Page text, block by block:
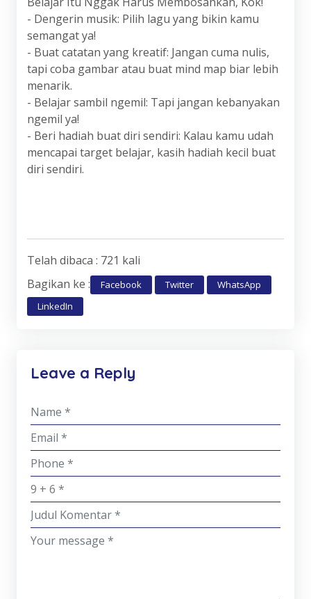
- Dengerin musik: Pilih lagu yang bikin kamu
semangat ya!
- Buat catatan yang kreatif: Jangan cuma nulis,
tapi coba gambar atau buat mind map biar lebih
menarik.
- Belajar sambil ngemil: Tapi jangan kebanyakan
ngemil ya!
- Beri hadiah buat diri sendiri: Kalau kamu udah
mencapai target belajar, kasih hadiah kecil buat
diri sendiri.
Telah dibaca : 721 kali
Bagikan ke :
Facebook Twitter
WhatsApp
LinkedIn
Leave a Reply